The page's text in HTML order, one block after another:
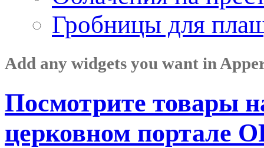
Гробницы для
Add any widgets you want in
Посмотрите товары
церковном портале